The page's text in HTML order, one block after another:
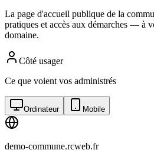
La page d'accueil publique de la
pratiques et accès aux démarches — à
domaine.
Côté usager
Ce que voient vos administrés
Ordinateur Mobile
demo-commune.rcweb.fr